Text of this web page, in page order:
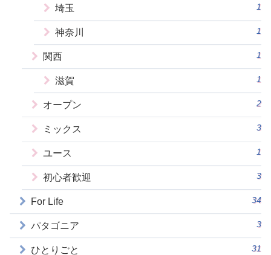
埼玉 1
神奈川 1
関西 1
滋賀 1
オープン 2
ミックス 3
ユース 1
初心者歓迎 3
For Life 34
パタゴニア 3
ひとりごと 31